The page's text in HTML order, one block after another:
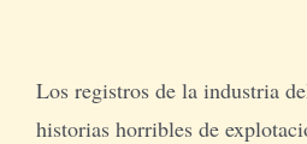
Los registros de la industria
historias horribles de